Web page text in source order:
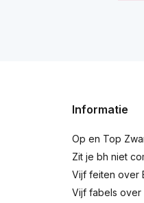
Informatie
Op en Top
Zit je bh niet
Vijf feiten over
Vijf fabels over